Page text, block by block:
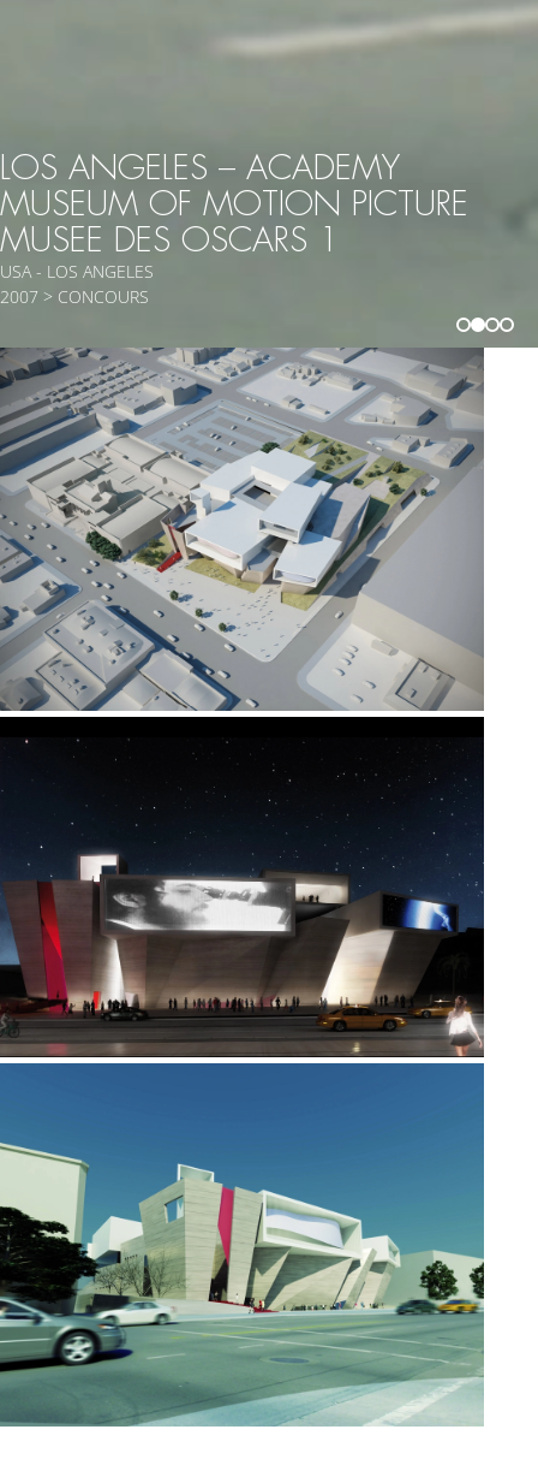
LOS ANGELES – ACADEMY
MUSEUM OF MOTION PICTURE
MUSEE DES OSCARS 1
USA - LOS ANGELES
2007 > CONCOURS